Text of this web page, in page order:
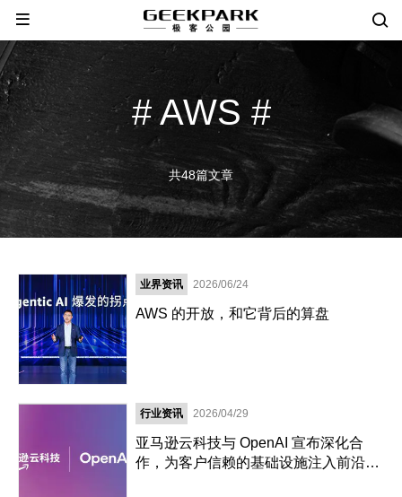
# AWS #
共48篇文章
业界资讯 2026/06/24
AWS 的开放，和它背后的算盘
行业资讯 2026/04/29
亚马逊云科技与 OpenAI 宣布深化合
作，为客户信赖的基础设施注入前沿智